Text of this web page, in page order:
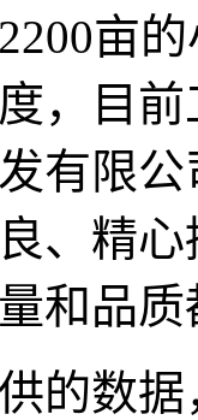
亩
，目
有限
、精
和品
的数